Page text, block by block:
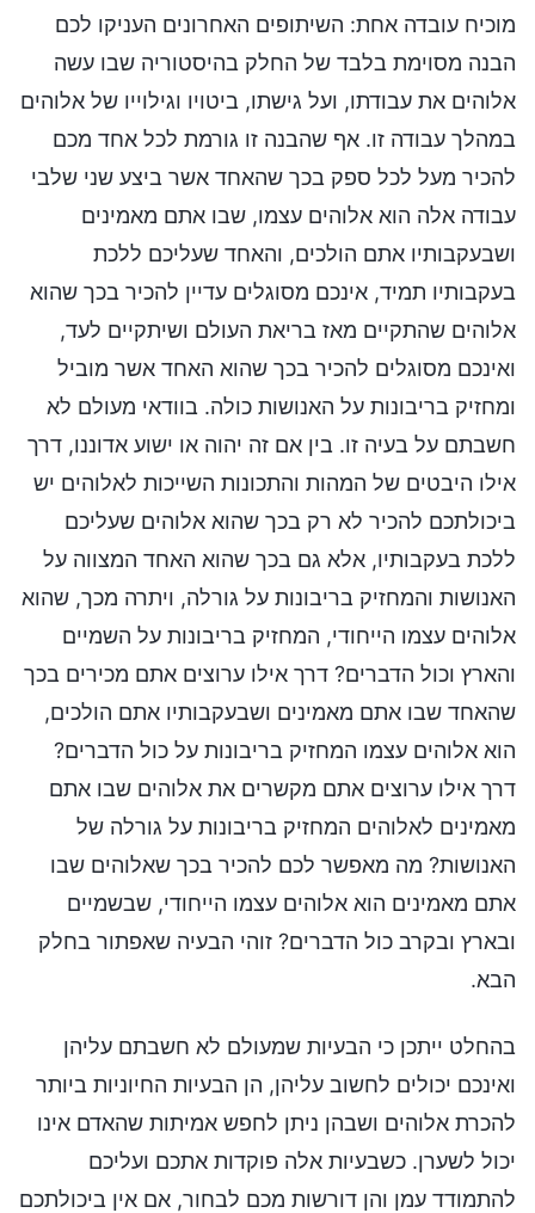
מוכיח עובדה אחת: השיתופים האחרונים העניקו לכם
הבנה מסוימת בלבד של החלק בהיסטוריה שבו עשה
אלוהים את עבודתו, ועל גישתו, ביטויו וגילוייו של אלוהים
במהלך עבודה זו. אף שהבנה זו גורמת לכל אחד מכם
להכיר מעל לכל ספק בכך שהאחד אשר ביצע שני שלבי
עבודה אלה הוא אלוהים עצמו, שבו אתם מאמינים
ושבעקבותיו אתם הולכים, והאחד שעליכם ללכת
בעקבותיו תמיד, אינכם מסוגלים עדיין להכיר בכך שהוא
אלוהים שהתקיים מאז בריאת העולם ושיתקיים לעד,
ואינכם מסוגלים להכיר בכך שהוא האחד אשר מוביל
ומחזיק בריבונות על האנושות כולה. בוודאי מעולם לא
חשבתם על בעיה זו. בין אם זה יהוה או ישוע אדוננו, דרך
אילו היבטים של המהות והתכונות השייכות לאלוהים יש
ביכולתכם להכיר לא רק בכך שהוא אלוהים שעליכם
ללכת בעקבותיו, אלא גם בכך שהוא האחד המצווה על
האנושות והמחזיק בריבונות על גורלה, ויתרה מכך, שהוא
אלוהים עצמו הייחודי, המחזיק בריבונות על השמיים
והארץ וכול הדברים? דרך אילו ערוצים אתם מכירים בכך
שהאחד שבו אתם מאמינים ושבעקבותיו אתם הולכים,
הוא אלוהים עצמו המחזיק בריבונות על כול הדברים?
דרך אילו ערוצים אתם מקשרים את אלוהים שבו אתם
מאמינים לאלוהים המחזיק בריבונות על גורלה של
האנושות? מה מאפשר לכם להכיר בכך שאלוהים שבו
אתם מאמינים הוא אלוהים עצמו הייחודי, שבשמיים
ובארץ ובקרב כול הדברים? זוהי הבעיה שאפתור בחלק
הבא.
בהחלט ייתכן כי הבעיות שמעולם לא חשבתם עליהן
ואינכם יכולים לחשוב עליהן, הן הבעיות החיוניות ביותר
להכרת אלוהים ושבהן ניתן לחפש אמיתות שהאדם אינו
יכול לשערן. כשבעיות אלה פוקדות אתכם ועליכם
להתמודד עמן והן דורשות מכם לבחור, אם אין ביכולתכם